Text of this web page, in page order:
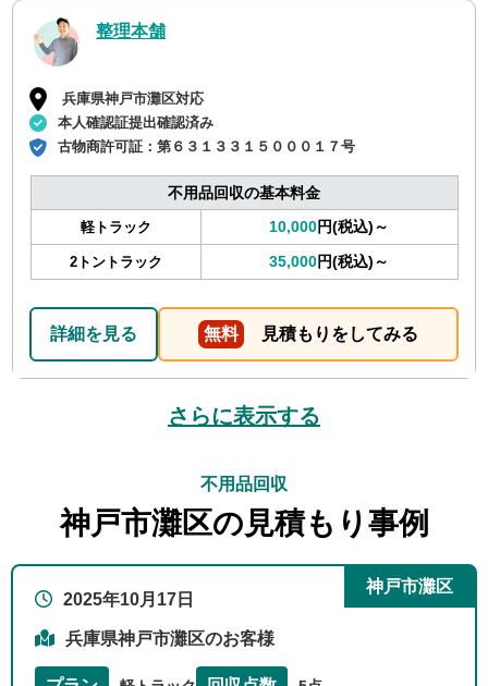
整理本舗
兵庫県神戸市灘区対応
本人確認証提出確認済み
古物商許可証：第６３１３３１５０００１７号
不用品回収の基本料金
軽トラック 10,000円(税込)～
2トントラック 35,000円(税込)～
詳細を見る 無料 見積もりをしてみる
さらに表示する
不用品回収
神戸市灘区の見積もり事例
神戸市灘区
2025年10月17日
兵庫県神戸市灘区のお客様